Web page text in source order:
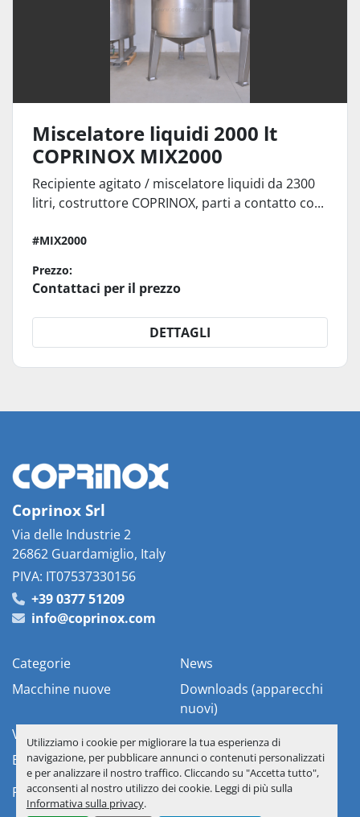
Utilizziamo i cookie per migliorare la tua esperienza di
navigazione, per pubblicare annunci o contenuti personalizzati
e per analizzare il nostro traffico. Cliccando su "Accetta tutto",
acconsenti al nostro utilizzo dei cookie. Leggi di più sulla
Informativa sulla privacy.
Miscelatore liquidi 2000 lt
COPRINOX MIX2000
Recipiente agitato / miscelatore liquidi da 2300
litri, costruttore COPRINOX, parti a contatto co...
#MIX2000
Prezzo:
Contattaci per il prezzo
DETTAGLI
Coprinox Srl
Via delle Industrie 2
26862 Guardamiglio, Italy
PIVA: IT07537330156
+39 0377 51209
info@coprinox.com
Categorie
News
Macchine nuove
Downloads (apparecchi
nuovi)
Vostre apparecchiature
Chi siamo
Elenco Materiali
Contattaci
Personalizza le preferenze sui Cookies